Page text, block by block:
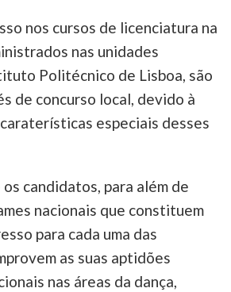
nos cursos de licenciatura na
nas unidades
Politécnico de Lisboa, são
de concurso local, devido à
especiais desses
candidatos, para além de
nacionais que constituem
para cada uma das
as suas aptidões
nas áreas da dança,